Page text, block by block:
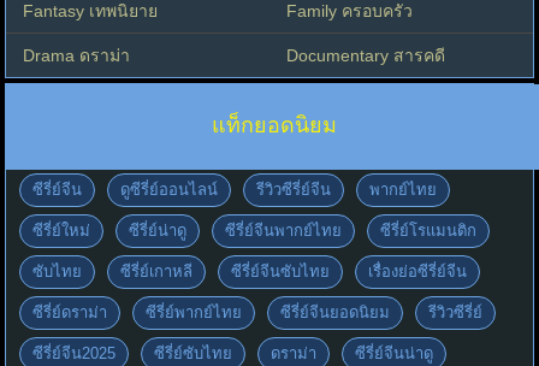
Fantasy เทพนิยาย Family ครอบครัว
Drama ดราม่า Documentary สารคดี
แท็กยอดนิยม
ซีรี่ย์จีน ดูซีรี่ย์ออนไลน์ รีวิวซีรี่ย์จีน พากย์ไทย
ซีรี่ย์ใหม่ ซีรี่ย์น่าดู ซีรี่ย์จีนพากย์ไทย ซีรี่ย์โรแมนติก
ซับไทย ซีรี่ย์เกาหลี ซีรี่ย์จีนซับไทย เรื่องย่อซีรี่ย์จีน
ซีรี่ย์ดราม่า ซีรี่ย์พากย์ไทย ซีรี่ย์จีนยอดนิยม รีวิวซีรี่ย์
ซีรี่ย์จีน2025 ซีรี่ย์ซับไทย ดราม่า ซีรี่ย์จีนน่าดู